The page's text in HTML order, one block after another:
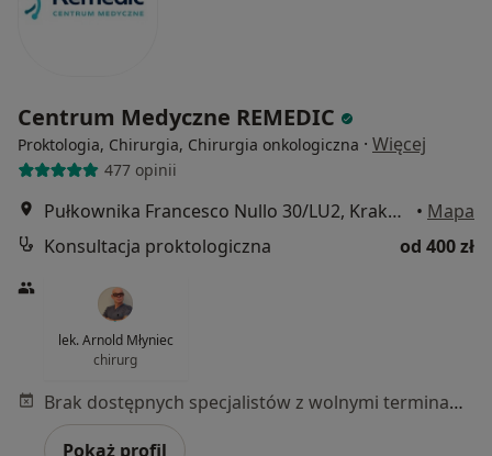
Centrum Medyczne REMEDIC
Proktologia, Chirurgia, Chirurgia onkologiczna · Więcej
477 opinii
Pułkownika Francesco Nullo 30/LU2, Kraków • Mapa
Konsultacja proktologiczna
od 400 zł
lek. Arnold Młyniec
chirurg
Brak dostępnych specjalistów z wolnymi terminami w tym centrum medycznym.
Pokaż profil